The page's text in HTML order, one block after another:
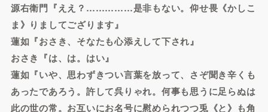
源右衛門『ええ？……………是非もない。仰せ畏《かしこ
ま》りましてござります』
蓮如『おさき、そなたも心添えして下され』
おさき『は、は。はい』
蓮如『いや、思わずきつい言葉を放って、さぞ聞き辛くも
あったであろう。許して呉りゃれ。何事も思うに足らぬは
此の世の常。お互いにお名号に慰められつつ兎《と》も角